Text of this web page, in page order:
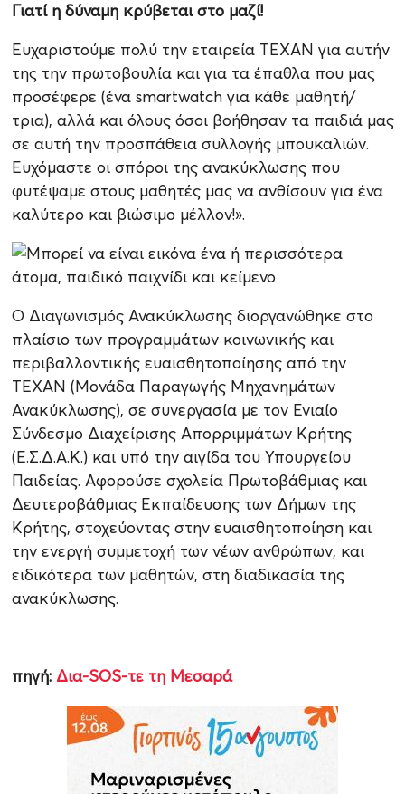
Γιατί η δύναμη κρύβεται στο μαζί!
Ευχαριστούμε πολύ την εταιρεία ΤΕΧΑΝ για αυτήν
της την πρωτοβουλία και για τα έπαθλα που μας
προσέφερε (ένα smartwatch για κάθε μαθητή/
τρια), αλλά και όλους όσοι βοήθησαν τα παιδιά μας
σε αυτή την προσπάθεια συλλογής μπουκαλιών.
Ευχόμαστε οι σπόροι της ανακύκλωσης που
φυτέψαμε στους μαθητές μας να ανθίσουν για ένα
καλύτερο και βιώσιμο μέλλον!».
Ο Διαγωνισμός Ανακύκλωσης διοργανώθηκε στο
πλαίσιο των προγραμμάτων κοινωνικής και
περιβαλλοντικής ευαισθητοποίησης από την
ΤΕΧΑΝ (Μονάδα Παραγωγής Μηχανημάτων
Ανακύκλωσης), σε συνεργασία με τον Ενιαίο
Σύνδεσμο Διαχείρισης Απορριμμάτων Κρήτης
(Ε.Σ.Δ.Α.Κ.) και υπό την αιγίδα του Υπουργείου
Παιδείας. Αφορούσε σχολεία Πρωτοβάθμιας και
Δευτεροβάθμιας Εκπαίδευσης των Δήμων της
Κρήτης, στοχεύοντας στην ευαισθητοποίηση και
την ενεργή συμμετοχή των νέων ανθρώπων, και
ειδικότερα των μαθητών, στη διαδικασία της
ανακύκλωσης.
πηγή: Δια-SOS-τε τη Μεσαρά